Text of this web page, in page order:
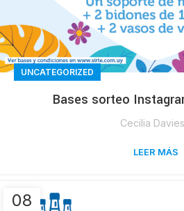
UNCATEGORIZED
Bases sorteo
Cecilia Davies
LEER MÁS
08